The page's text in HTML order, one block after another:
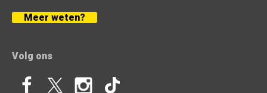
Meer weten?
Volg ons